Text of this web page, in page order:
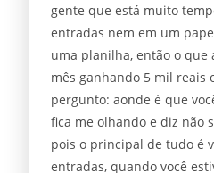
gente que está muito
entradas nem em um
uma planilha, então o que
mês ganhando 5 mil reais
pergunto: aonde é que
fica me olhando e diz não
pois o principal de tudo é
entradas, quando você